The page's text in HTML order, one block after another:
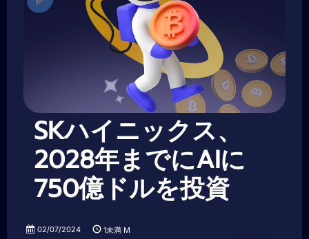
SKハイニックス、
2028年までにAIに
750億ドルを投資
02/07/2024 1未満 M